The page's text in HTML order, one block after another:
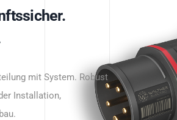
Stromverteilung
hier.
mit System. Robust
Installation,
Energie.
IP-geschützt und